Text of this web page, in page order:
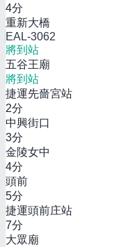
4分
重新大橋
EAL-3062
將到站
五谷王廟
將到站
捷運先嗇宮站
2分
中興街口
3分
金陵女中
4分
頭前
5分
捷運頭前庄站
7分
大眾廟